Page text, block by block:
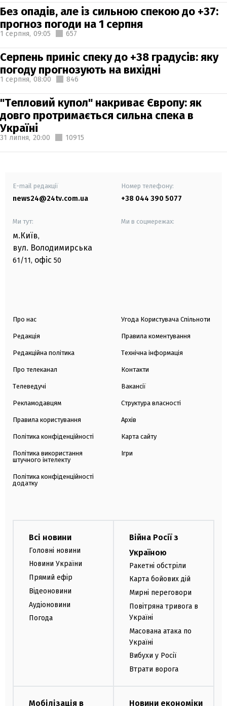
Без опадів, але із сильною спекою до +37:
прогноз погоди на 1 серпня
1 серпня, 09:05 657
Серпень приніс спеку до +38 градусів: яку
погоду прогнозують на вихідні
1 серпня, 08:00 846
"Тепловий купол" накриває Європу: як
довго протримається сильна спека в
Україні
31 липня, 20:00 10915
E-mail редакції
news24@24tv.com.ua
Номер телефону:
+38 044 390 5077
Ми тут:
м.Київ,
вул. Володимирська
61/11, офіс 50
Ми в соцмережах:
Про нас
Редакція
Редакційна політика
Про телеканал
Телеведучі
Рекламодавцям
Правила користування
Політика конфіденційності
Політика використання
штучного інтелекту
Політика конфіденційності
додатку
Угода Користувача Спільноти
Правила коментування
Технічна інформація
Контакти
Вакансії
Структура власності
Архів
Карта сайту
Ігри
Всі новини
Головні новини
Новини України
Прямий ефір
Відеоновини
Аудіоновини
Погода
Війна Росії з
Україною
Ракетні обстріли
Карта бойових дій
Мирні переговори
Повітряна тривога в
Україні
Масована атака по
Україні
Вибухи у Росії
Втрати ворога
Мобілізація в
Новини економіки